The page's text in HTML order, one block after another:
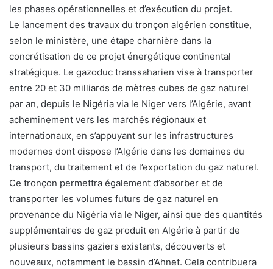
les phases opérationnelles et d’exécution du projet.
Le lancement des travaux du tronçon algérien constitue,
selon le ministère, une étape charnière dans la
concrétisation de ce projet énergétique continental
stratégique. Le gazoduc transsaharien vise à transporter
entre 20 et 30 milliards de mètres cubes de gaz naturel
par an, depuis le Nigéria via le Niger vers l’Algérie, avant
acheminement vers les marchés régionaux et
internationaux, en s’appuyant sur les infrastructures
modernes dont dispose l’Algérie dans les domaines du
transport, du traitement et de l’exportation du gaz naturel.
Ce tronçon permettra également d’absorber et de
transporter les volumes futurs de gaz naturel en
provenance du Nigéria via le Niger, ainsi que des quantités
supplémentaires de gaz produit en Algérie à partir de
plusieurs bassins gaziers existants, découverts et
nouveaux, notamment le bassin d’Ahnet. Cela contribuera